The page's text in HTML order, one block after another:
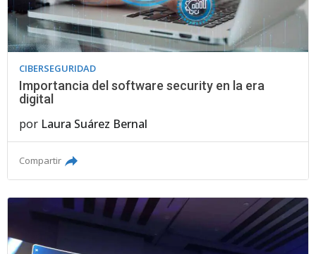
CIBERSEGURIDAD
Importancia del software security en la era
digital
por Laura Suárez Bernal
Compartir